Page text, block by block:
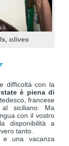
olives
difficoltà con la
è piena di
francese
al siciliano. Ma
con il vostro
disponibilità a
tanto.
una vacanza